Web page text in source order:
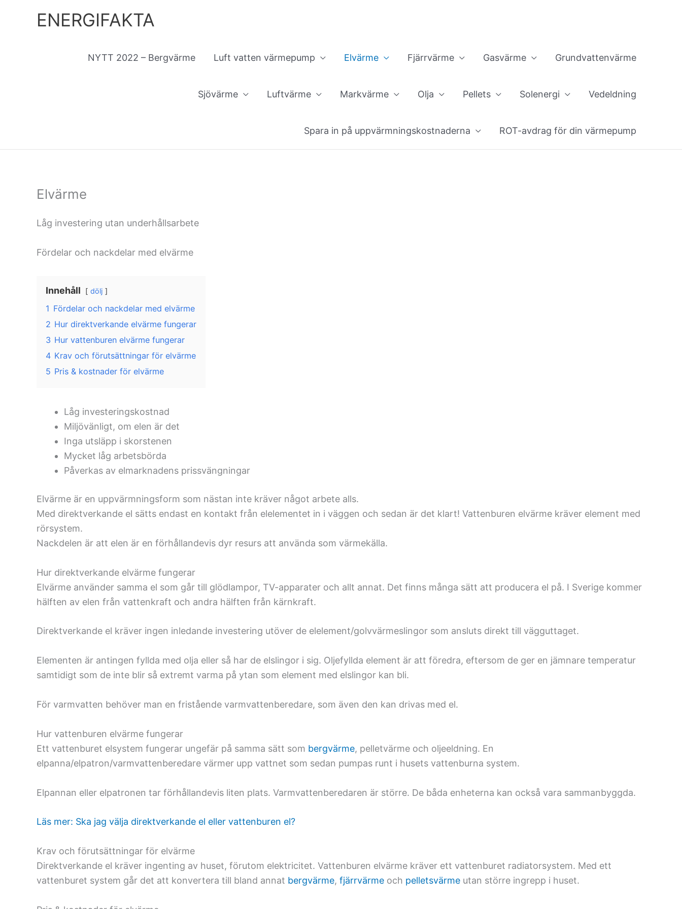
ENERGIFAKTA
NYTT 2022 – Bergvärme Luft vatten värmepump Elvärme Fjärrvärme Gasvärme Grundvattenvärme
Sjövärme Luftvärme Markvärme Olja Pellets Solenergi Vedeldning
Spara in på uppvärmningskostnaderna ROT-avdrag för din värmepump
Elvärme
Låg investering utan underhållsarbete
Fördelar och nackdelar med elvärme
Innehåll dölj
1 Fördelar och nackdelar med elvärme
2 Hur direktverkande elvärme fungerar
3 Hur vattenburen elvärme fungerar
4 Krav och förutsättningar för elvärme
5 Pris & kostnader för elvärme
Låg investeringskostnad
Miljövänligt, om elen är det
Inga utsläpp i skorstenen
Mycket låg arbetsbörda
Påverkas av elmarknadens prissvängningar
Elvärme är en uppvärmningsform som nästan inte kräver något arbete alls.
Med direktverkande el sätts endast en kontakt från elelementet in i väggen och sedan är det klart! Vattenburen elvärme kräver element med
rörsystem.
Nackdelen är att elen är en förhållandevis dyr resurs att använda som värmekälla.
Hur direktverkande elvärme fungerar
Elvärme använder samma el som går till glödlampor, TV-apparater och allt annat. Det finns många sätt att producera el på. I Sverige kommer
hälften av elen från vattenkraft och andra hälften från kärnkraft.
Direktverkande el kräver ingen inledande investering utöver de elelement/golvvärmeslingor som ansluts direkt till vägguttaget.
Elementen är antingen fyllda med olja eller så har de elslingor i sig. Oljefyllda element är att föredra, eftersom de ger en jämnare temperatur
samtidigt som de inte blir så extremt varma på ytan som element med elslingor kan bli.
För varmvatten behöver man en fristående varmvattenberedare, som även den kan drivas med el.
Hur vattenburen elvärme fungerar
Ett vattenburet elsystem fungerar ungefär på samma sätt som bergvärme, pelletvärme och oljeeldning. En
elpanna/elpatron/varmvattenberedare värmer upp vattnet som sedan pumpas runt i husets vattenburna system.
Elpannan eller elpatronen tar förhållandevis liten plats. Varmvattenberedaren är större. De båda enheterna kan också vara sammanbyggda.
Läs mer: Ska jag välja direktverkande el eller vattenburen el?
Krav och förutsättningar för elvärme
Direktverkande el kräver ingenting av huset, förutom elektricitet. Vattenburen elvärme kräver ett vattenburet radiatorsystem. Med ett
vattenburet system går det att konvertera till bland annat bergvärme, fjärrvärme och pelletsvärme utan större ingrepp i huset.